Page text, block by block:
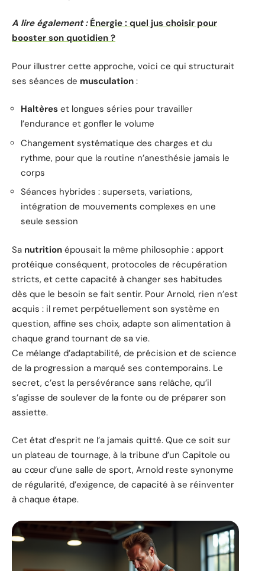
A lire également : Énergie : quel jus choisir pour
booster son quotidien ?
Pour illustrer cette approche, voici ce qui structurait
ses séances de musculation :
Haltères et longues séries pour travailler
l’endurance et gonfler le volume
Changement systématique des charges et du
rythme, pour que la routine n’anesthésie jamais le
corps
Séances hybrides : supersets, variations,
intégration de mouvements complexes en une
seule session
Sa nutrition épousait la même philosophie : apport
protéique conséquent, protocoles de récupération
stricts, et cette capacité à changer ses habitudes
dès que le besoin se fait sentir. Pour Arnold, rien n’est
acquis : il remet perpétuellement son système en
question, affine ses choix, adapte son alimentation à
chaque grand tournant de sa vie.
Ce mélange d’adaptabilité, de précision et de science
de la progression a marqué ses contemporains. Le
secret, c’est la persévérance sans relâche, qu’il
s’agisse de soulever de la fonte ou de préparer son
assiette.
Cet état d’esprit ne l’a jamais quitté. Que ce soit sur
un plateau de tournage, à la tribune d’un Capitole ou
au cœur d’une salle de sport, Arnold reste synonyme
de régularité, d’exigence, de capacité à se réinventer
à chaque étape.